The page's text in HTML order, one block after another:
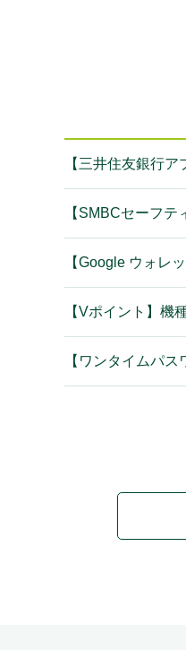
【三井住友銀行
【SMBCセーフ
【Google ウォレ
【Vポイント】機
【ワンタイムパ